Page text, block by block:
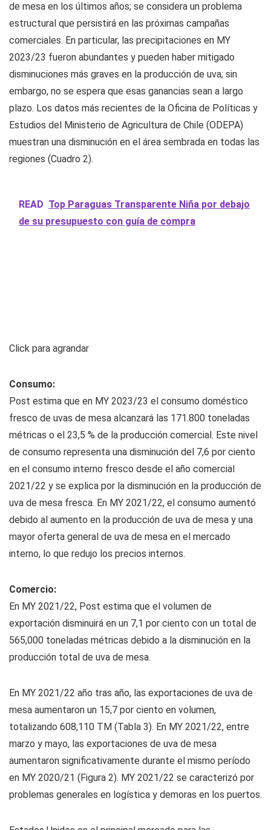
de mesa en los últimos años; se considera un problema
estructural que persistirá en las próximas campañas
comerciales. En particular, las precipitaciones en MY
2023/23 fueron abundantes y pueden haber mitigado
disminuciones más graves en la producción de uva; sin
embargo, no se espera que esas ganancias sean a largo
plazo. Los datos más recientes de la Oficina de Políticas y
Estudios del Ministerio de Agricultura de Chile (ODEPA)
muestran una disminución en el área sembrada en todas las
regiones (Cuadro 2).
READ Top Paraguas Transparente Niña por debajo
de su presupuesto con guía de compra
Click para agrandar
Consumo:
Post estima que en MY 2023/23 el consumo doméstico
fresco de uvas de mesa alcanzará las 171.800 toneladas
métricas o el 23,5 % de la producción comercial. Este nivel
de consumo representa una disminución del 7,6 por ciento
en el consumo interno fresco desde el año comercial
2021/22 y se explica por la disminución en la producción de
uva de mesa fresca. En MY 2021/22, el consumo aumentó
debido al aumento en la producción de uva de mesa y una
mayor oferta general de uva de mesa en el mercado
interno, lo que redujo los precios internos.
Comercio:
En MY 2021/22, Post estima que el volumen de
exportación disminuirá en un 7,1 por ciento con un total de
565,000 toneladas métricas debido a la disminución en la
producción total de uva de mesa.
En MY 2021/22 año tras año, las exportaciones de uva de
mesa aumentaron un 15,7 por ciento en volumen,
totalizando 608,110 TM (Tabla 3). En MY 2021/22, entre
marzo y mayo, las exportaciones de uva de mesa
aumentaron significativamente durante el mismo período
en MY 2020/21 (Figura 2). MY 2021/22 se caracterizó por
problemas generales en logística y demoras en los puertos.